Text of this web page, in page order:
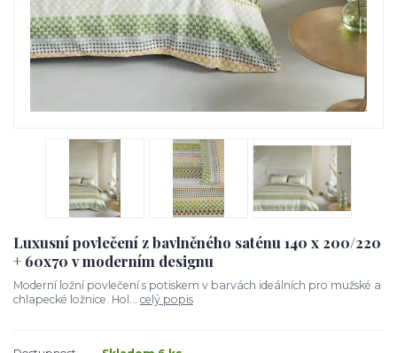
Luxusní povlečení z bavlněného saténu 140 x 200/220
+ 60x70 v moderním designu
Moderní ložní povlečení s potiskem v barvách ideálních pro mužské a
chlapecké ložnice. Hol... celý popis